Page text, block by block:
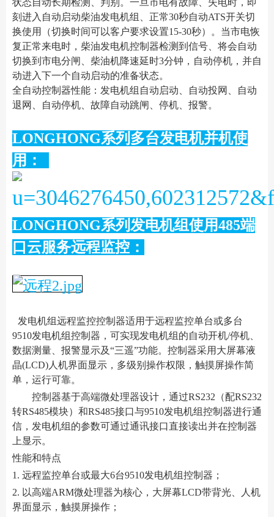
状态自动长期检测、判别。一旦市电有故障、失电时，即
刻进入自动启动柴油发电机组、正常30秒自动ATS开关切
换使用（切换时间可以客户要求设置15-30秒）。当市电恢
复正常来电时，柴油发电机控制器检测到信号、将会自动
切换到市电分闸、柴油机降速延时3分钟，自动停机，并自
动进入下一个自动启动的准备状态。
全自动控制器性能：发电机组自动启动、自动投网、自动
退网、自动停机、故障自动跳闸、停机、报警。
LONGHONG系列多台发电机并机使
用：
LONGHONG系列发电机组使用485端
口云服务远程监控：
发电机组远程监控控制器适用于远程监控单台或多台
9510发电机组控制器，可实现发电机组的自动开机/停机、
数据测量、报警显示及“三遥”功能。控制器采用大屏幕液
晶(LCD)人机界面显示，多级别操作权限，触摸屏操作简
单，运行可靠。
控制器基于高端微处理器设计，通过RS232（配RS232
转RS485模块）和RS485接口与9510发电机组控制器进行通
信，发电机组的参数可通过通讯接口直接读出并在控制器
上显示。
性能和特点
1. 远程监控单台或最大6台9510发电机组控制器；
2. 以高端ARM微处理器为核心，大屏幕LCD带背光、人机
界面显示，触摸屏操作；